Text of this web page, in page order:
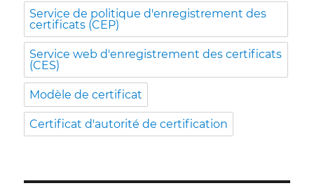
Service de politique d'enregistrement des
certificats (CEP)
Service web d'enregistrement des certificats
(CES)
Modèle de certificat
Certificat d'autorité de certification